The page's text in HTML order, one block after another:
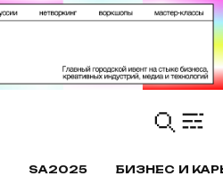
SA2025 БИЗНЕС И